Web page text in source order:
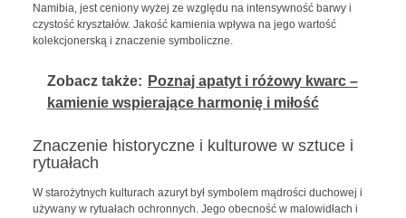
Namibia, jest ceniony wyżej ze względu na intensywność barwy i
czystość kryształów. Jakość kamienia wpływa na jego wartość
kolekcjonerską i znaczenie symboliczne.
Zobacz także: Poznaj apatyt i różowy kwarc –
kamienie wspierające harmonię i miłość
Znaczenie historyczne i kulturowe w sztuce i
rytuałach
W starożytnych kulturach azuryt był symbolem mądrości duchowej i
używany w rytuałach ochronnych. Jego obecność w malowidłach i